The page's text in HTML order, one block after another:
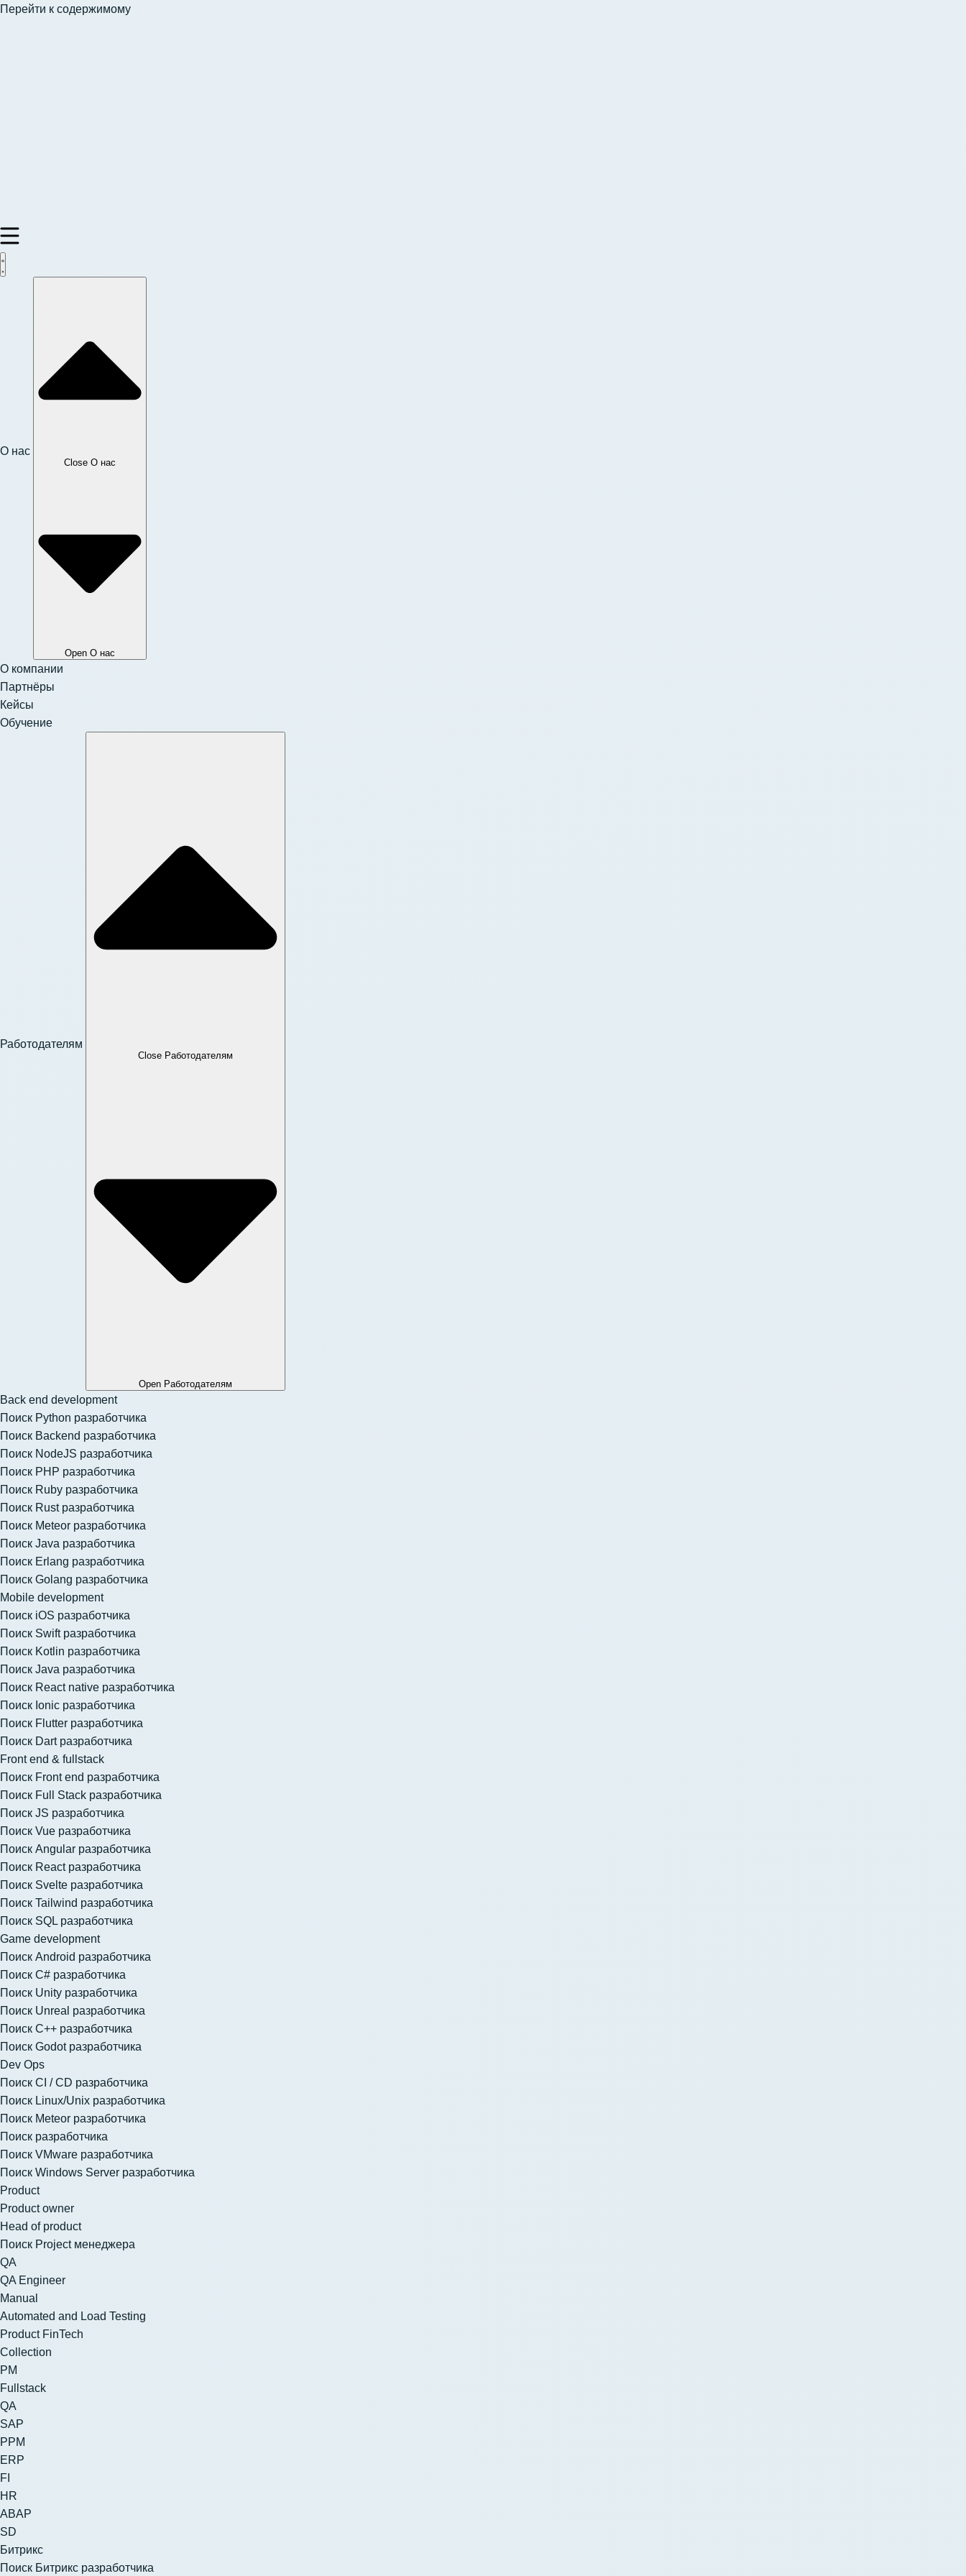
Перейти к содержимому
О нас
Close О нас
Open О нас
О компании
Партнёры
Кейсы
Обучение
Работодателям
Close Работодателям
Open Работодателям
Back end development
Поиск Python разработчика
Поиск Backend разработчика
Поиск NodeJS разработчика
Поиск PHP разработчика
Поиск Ruby разработчика
Поиск Rust разработчика
Поиск Meteor разработчика
Поиск Java разработчика
Поиск Erlang разработчика
Поиск Golang разработчика
Mobile development
Поиск iOS разработчика
Поиск Swift разработчика
Поиск Kotlin разработчика
Поиск Java разработчика
Поиск React native разработчика
Поиск Ionic разработчика
Поиск Flutter разработчика
Поиск Dart разработчика
Front end & fullstack
Поиск Front end разработчика
Поиск Full Stack разработчика
Поиск JS разработчика
Поиск Vue разработчика
Поиск Angular разработчика
Поиск React разработчика
Поиск Svelte разработчика
Поиск Tailwind разработчика
Поиск SQL разработчика
Game development
Поиск Android разработчика
Поиск C# разработчика
Поиск Unity разработчика
Поиск Unreal разработчика
Поиск C++ разработчика
Поиск Godot разработчика
Dev Ops
Поиск CI / CD разработчика
Поиск Linux/Unix разработчика
Поиск Meteor разработчика
Поиск разработчика
Поиск VMware разработчика
Поиск Windows Server разработчика
Product
Product owner
Head of product
Поиск Project менеджера
QA
QA Engineer
Manual
Automated and Load Testing
Product FinTech
Collection
PM
Fullstack
QA
SAP
PPM
ERP
FI
HR
ABAP
SD
Битрикс
Поиск Битрикс разработчика